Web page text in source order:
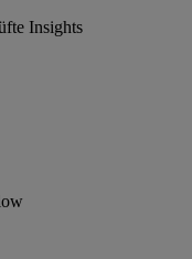
Insights